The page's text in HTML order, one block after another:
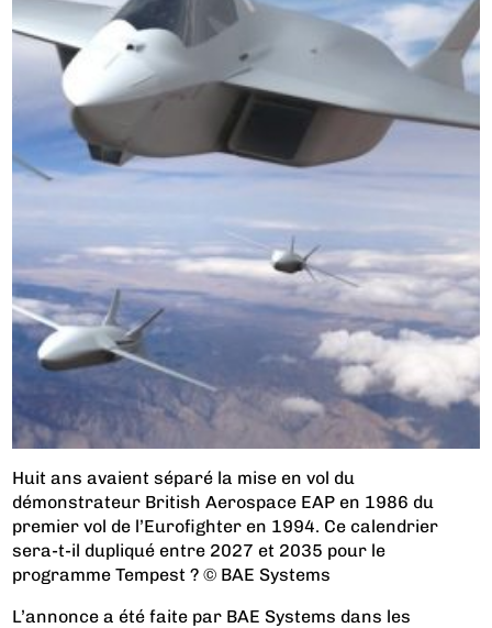
Huit ans avaient séparé la mise en vol du
démonstrateur British Aerospace EAP en 1986 du
premier vol de l’Eurofighter en 1994. Ce calendrier
sera-t-il dupliqué entre 2027 et 2035 pour le
programme Tempest ? © BAE Systems
L’annonce a été faite par BAE Systems dans les